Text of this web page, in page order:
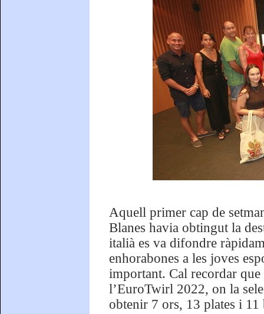
Aquell primer cap de
Blanes havia obtingut la
italià es va difondre
enhorabones a les joves
important. Cal recordar
l’EuroTwirl 2022, on la
obtenir 7 ors, 13 plates i 11